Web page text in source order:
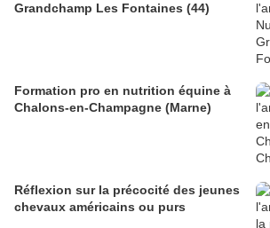
Grandchamp Les Fontaines (44)
Formation pro en nutrition équine à
Chalons-en-Champagne (Marne)
Réflexion sur la précocité des jeunes
chevaux américains ou purs